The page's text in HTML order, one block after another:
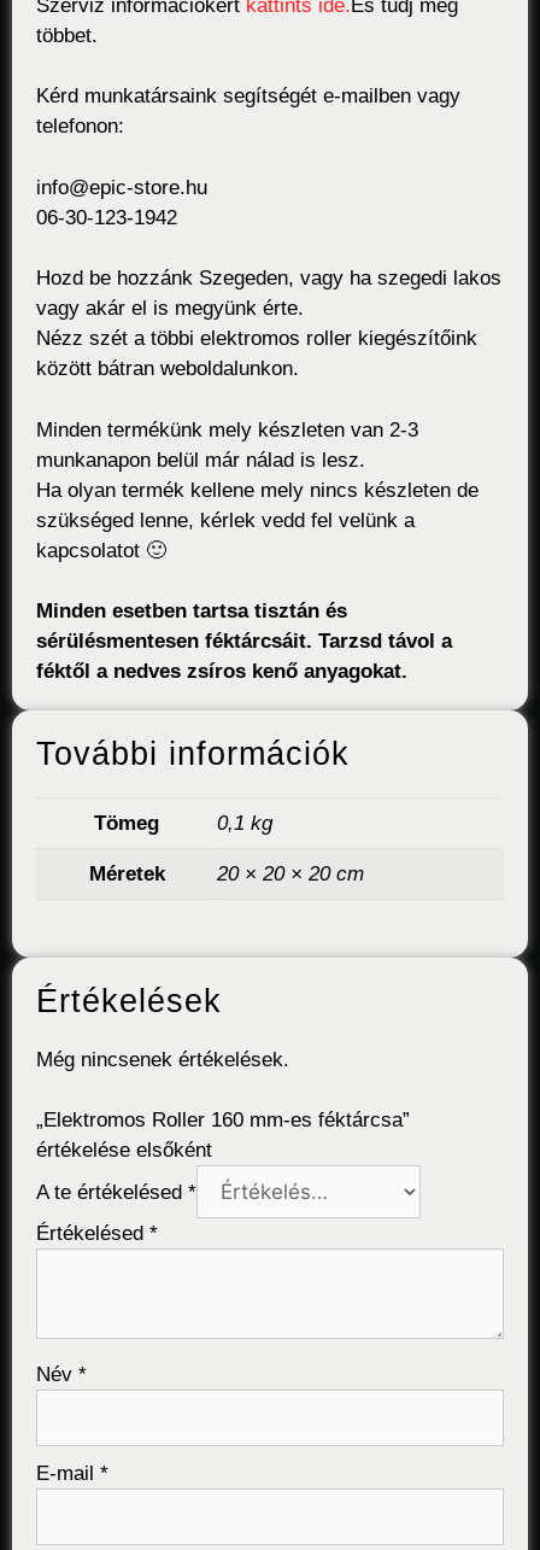
Szerviz információkért kattints ide. És tudj meg
többet.
Kérd munkatársaink segítségét e-mailben vagy
telefonon:
info@epic-store.hu
06-30-123-1942
Hozd be hozzánk Szegeden, vagy ha szegedi lakos
vagy akár el is megyünk érte.
Nézz szét a többi elektromos roller kiegészítőink
között bátran weboldalunkon.
Minden termékünk mely készleten van 2-3
munkanapon belül már nálad is lesz.
Ha olyan termék kellene mely nincs készleten de
szükséged lenne, kérlek vedd fel velünk a
kapcsolatot 🙂
Minden esetben tartsa tisztán és
sérülésmentesen féktárcsáit. Tarzsd távol a
féktől a nedves zsíros kenő anyagokat.
További információk
Tömeg 0,1 kg
Méretek 20 × 20 × 20 cm
Értékelések
Még nincsenek értékelések.
„Elektromos Roller 160 mm-es féktárcsa”
értékelése elsőként
A te értékelésed *
Értékelésed *
Név *
E-mail *